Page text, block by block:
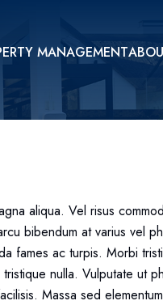
MANAGEMENT
aliqua. Vel risus
bibendum at varius vel
fames ac turpis. Morbi
nulla. Vulputate ut
Massa sed